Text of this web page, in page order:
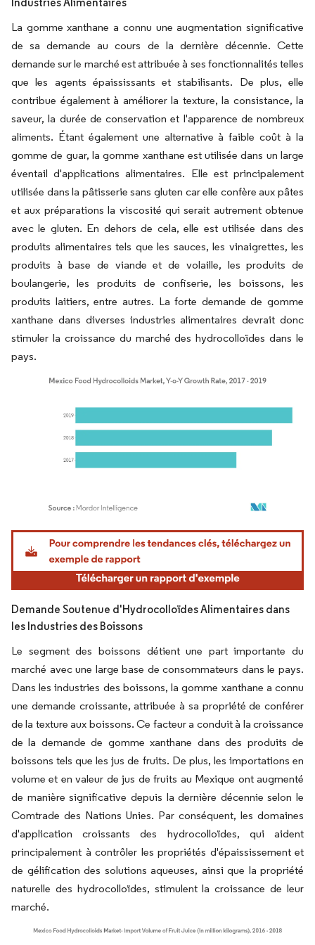
La gomme xanthane a connu une augmentation significative
de sa demande au cours de la dernière décennie. Cette
demande sur le marché est attribuée à ses fonctionnalités telles
que les agents épaississants et stabilisants. De plus, elle
contribue également à améliorer la texture, la consistance, la
saveur, la durée de conservation et l'apparence de nombreux
aliments. Étant également une alternative à faible coût à la
gomme de guar, la gomme xanthane est utilisée dans un large
éventail d'applications alimentaires. Elle est principalement
utilisée dans la pâtisserie sans gluten car elle confère aux pâtes
et aux préparations la viscosité qui serait autrement obtenue
avec le gluten. En dehors de cela, elle est utilisée dans des
produits alimentaires tels que les sauces, les vinaigrettes, les
produits à base de viande et de volaille, les produits de
boulangerie, les produits de confiserie, les boissons, les
produits laitiers, entre autres. La forte demande de gomme
xanthane dans diverses industries alimentaires devrait donc
stimuler la croissance du marché des hydrocolloïdes dans le
pays.
Image © Mordor Intelligence. La réutilisation nécessite une attribution sous CC BY
Demande Soutenue d'Hydrocolloïdes Alimentaires dans
les Industries des Boissons
Le segment des boissons détient une part importante du
marché avec une large base de consommateurs dans le pays.
Dans les industries des boissons, la gomme xanthane a connu
une demande croissante, attribuée à sa propriété de conférer
de la texture aux boissons. Ce facteur a conduit à la croissance
de la demande de gomme xanthane dans des produits de
boissons tels que les jus de fruits. De plus, les importations en
volume et en valeur de jus de fruits au Mexique ont augmenté
de manière significative depuis la dernière décennie selon le
Comtrade des Nations Unies. Par conséquent, les domaines
d'application croissants des hydrocolloïdes, qui aident
principalement à contrôler les propriétés d'épaississement et
de gélification des solutions aqueuses, ainsi que la propriété
naturelle des hydrocolloïdes, stimulent la croissance de leur
marché.